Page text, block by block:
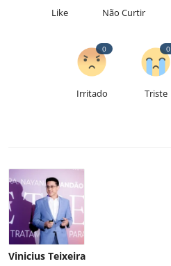
Like Não Curtir
Irritado
0
Triste
0
Vinicius Teixeira